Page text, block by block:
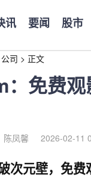
讯 要闻 股市
公司 > 正文
免费
陈凤馨 2026-02-11
次元壁，免费